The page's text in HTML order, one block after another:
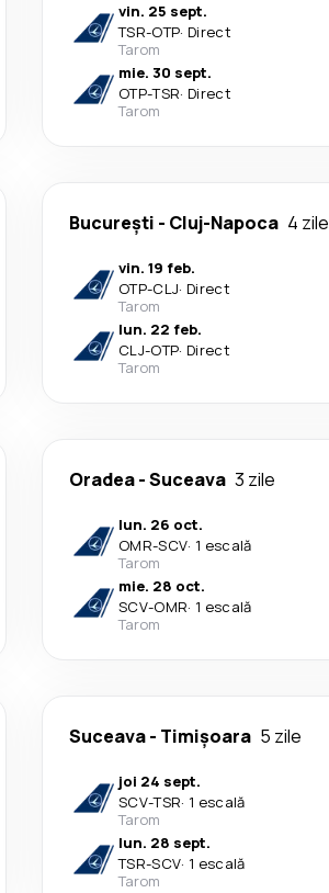
vin. 25 sept.
TSR-OTP· Direct
Tarom
mie. 30 sept.
OTP-TSR· Direct
Tarom
București - Cluj-Napoca 4 zile
vin. 19 feb.
OTP-CLJ· Direct
Tarom
lun. 22 feb.
CLJ-OTP· Direct
Tarom
Oradea-Suceava 3 zile
lun. 26 oct.
OMR-SCV· 1 escală
Tarom
mie. 28 oct.
SCV-OMR· 1 escală
Tarom
Suceava- Timișoara 5 zile
joi 24 sept.
SCV-TSR· 1 escală
Tarom
lun. 28 sept.
TSR-SCV· 1 escală
Tarom